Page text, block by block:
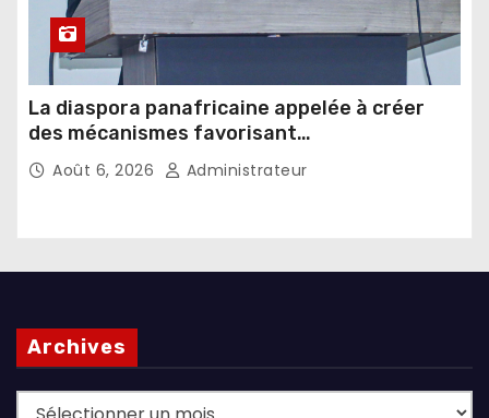
La diaspora panafricaine appelée à créer
des mécanismes favorisant
l’investissement dans les pays d’origine
Août 6, 2026 Administrateur
Archives
Archives